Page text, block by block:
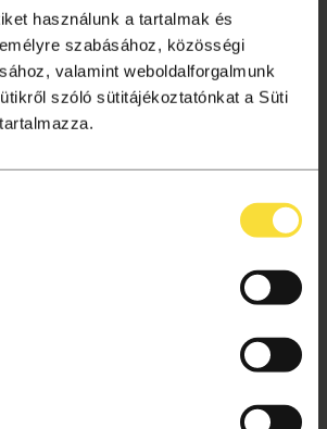
használunk a tartalmak és
szabásához, közösségi
valamint weboldalforgalmunk
szóló sütitájékoztatónkat a Süti
Aktuális információk
Gyakori kérdések
Jegyvásárlás
Ajándékutalvány